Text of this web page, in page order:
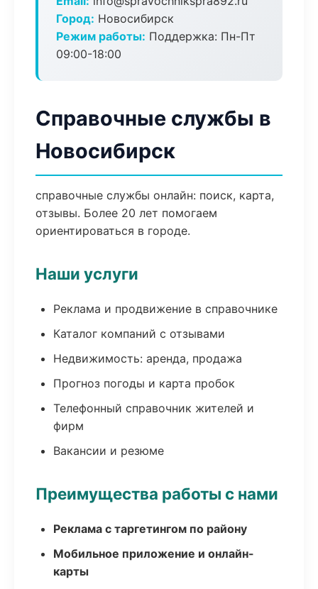
Город: Новосибирск
Режим работы: Поддержка: Пн-Пт
09:00-18:00
Справочные службы в
Новосибирск
справочные службы онлайн: поиск, карта,
отзывы. Более 20 лет помогаем
ориентироваться в городе.
Наши услуги
Реклама и продвижение в справочнике
Каталог компаний с отзывами
Недвижимость: аренда, продажа
Прогноз погоды и карта пробок
Телефонный справочник жителей и
фирм
Вакансии и резюме
Преимущества работы с нами
Реклама с таргетингом по району
Мобильное приложение и онлайн-
карты